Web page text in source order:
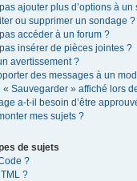
ajouter plus d’options à un
ou supprimer un sondage ?
accéder à un forum ?
insérer de pièces jointes ?
avertissement ?
des messages à un
Sauvegarder » affiché lors
a-t-il besoin d’être
mes sujets ?
de sujets
?
?